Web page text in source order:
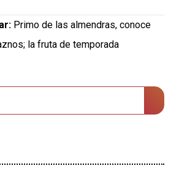
Primo de las almendras, conoce
la fruta de temporada